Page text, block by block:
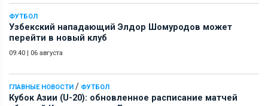
ФУТБОЛ
Узбекский нападающий Элдор Шомуродов может
перейти в новый клуб
09:40 | 06 августа
ГЛАВНЫЕ НОВОСТИ / ФУТБОЛ
Кубок Азии (U-20): обновленное расписание матчей